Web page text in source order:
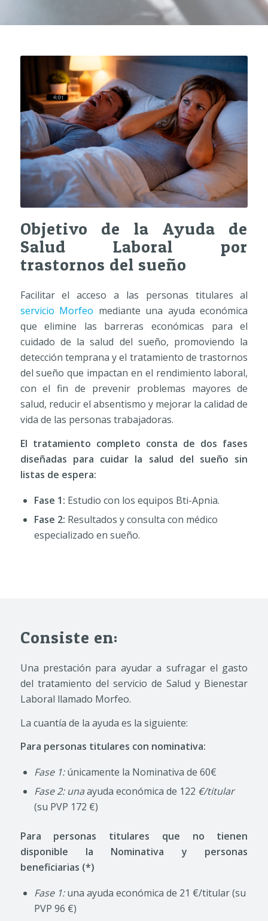
Objetivo de la Ayuda de
Salud Laboral por
trastornos del sueño
Facilitar el acceso a las personas titulares al
servicio Morfeo mediante una ayuda económica
que elimine las barreras económicas para el
cuidado de la salud del sueño, promoviendo la
detección temprana y el tratamiento de trastornos
del sueño que impactan en el rendimiento laboral,
con el fin de prevenir problemas mayores de
salud, reducir el absentismo y mejorar la calidad de
vida de las personas trabajadoras.
El tratamiento completo consta de dos fases
diseñadas para cuidar la salud del sueño sin
listas de espera:
Fase 1: Estudio con los equipos Bti-Apnia.
Fase 2: Resultados y consulta con médico
especializado en sueño.
Consiste en:
Una prestación para ayudar a sufragar el gasto
del tratamiento del servicio de Salud y Bienestar
Laboral llamado Morfeo.
La cuantía de la ayuda es la siguiente:
Para personas titulares con nominativa:
Fase 1:únicamente la Nominativa de 60€
Fase 2: unaayuda económica de 122 €/titular
(su PVP 172 €)
Para personas titulares que no tienen
disponible la Nominativa y personas
beneficiarias (*)
Fase 1:una ayuda económica de 21 €/titular (su
PVP 96 €)